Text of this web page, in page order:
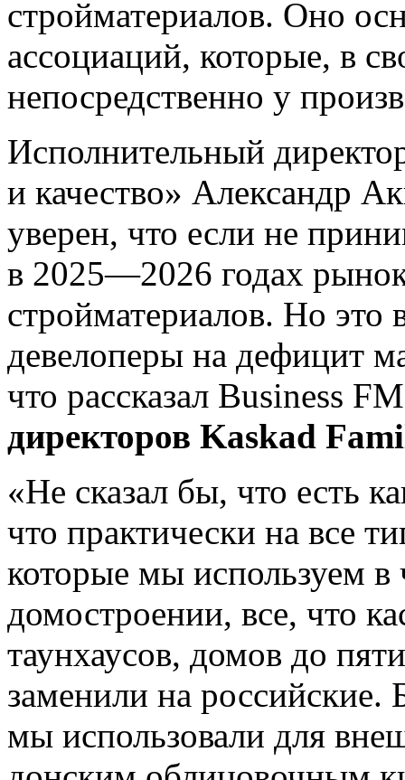
стройматериалов. Оно
ассоциаций, которые, в
непосредственно у
Исполнительный
и качество» Александр
уверен, что если не
в 2025—2026 годах
стройматериалов. Но
девелоперы на дефицит
что рассказал Business
директоров Kaskad
«Не сказал бы, что есть
что практически на все
которые мы используем
домостроении, все, что
таунхаусов, домов до
заменили на российские.
мы использовали для